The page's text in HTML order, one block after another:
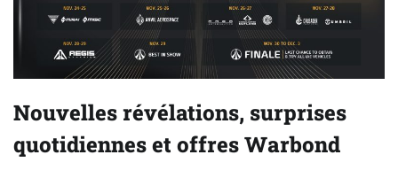
Nouvelles révélations, surprises
quotidiennes et offres Warbond